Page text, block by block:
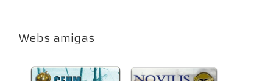
Webs amigas